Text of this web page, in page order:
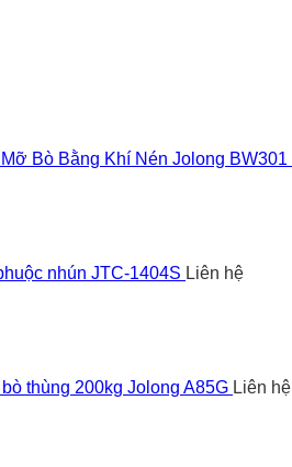
Bò Bằng Khí Nén Jolong BW301
nhún JTC-1404S Liên hệ
thùng 200kg Jolong A85G Liên hệ